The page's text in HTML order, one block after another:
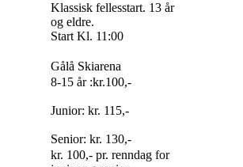
Klassisk fellesstart. 13 år
og eldre.
Start Kl. 11:00
Gålå Skiarena
8-15 år :kr.100,-
Junior: kr. 115,-
Senior: kr. 130,-
kr. 100,- pr. renndag for